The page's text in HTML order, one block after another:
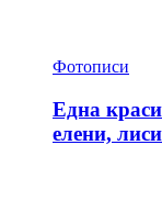
Фотописи
Една
елени,